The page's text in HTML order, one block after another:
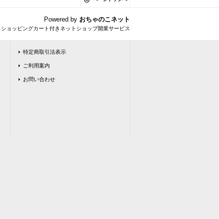
Powered by おちゃのこネット
ョッピングカート付きネットショップ開業サービス
特定商取引法表示
ご利用案内
お問い合わせ